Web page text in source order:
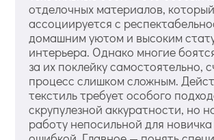
отделочных материалов, который
ассоциируется с
домашним уютом и высоким
интерьера. Однако многие
за их поклейку самостоятельно,
процесс слишком сложным.
текстиль требует особого
скрупулезной аккуратности, но
работу непосильной для